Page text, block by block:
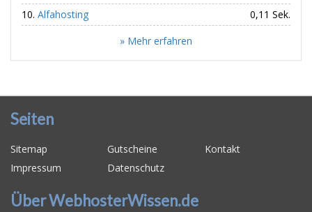
Alfahosting
0,11 Sek.
» Mehr erfahren
Seiten
Sitemap Gutscheine
Kontakt
Impressum
Datenschutz
Über WebhosterWissen.de